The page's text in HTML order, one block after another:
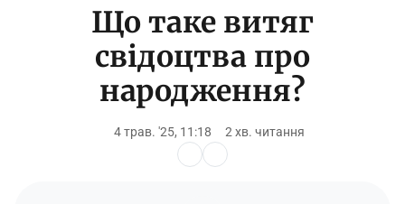
Що таке витяг
свідоцтва про
народження?
4 трав. '25, 11:18 2 хв. читання